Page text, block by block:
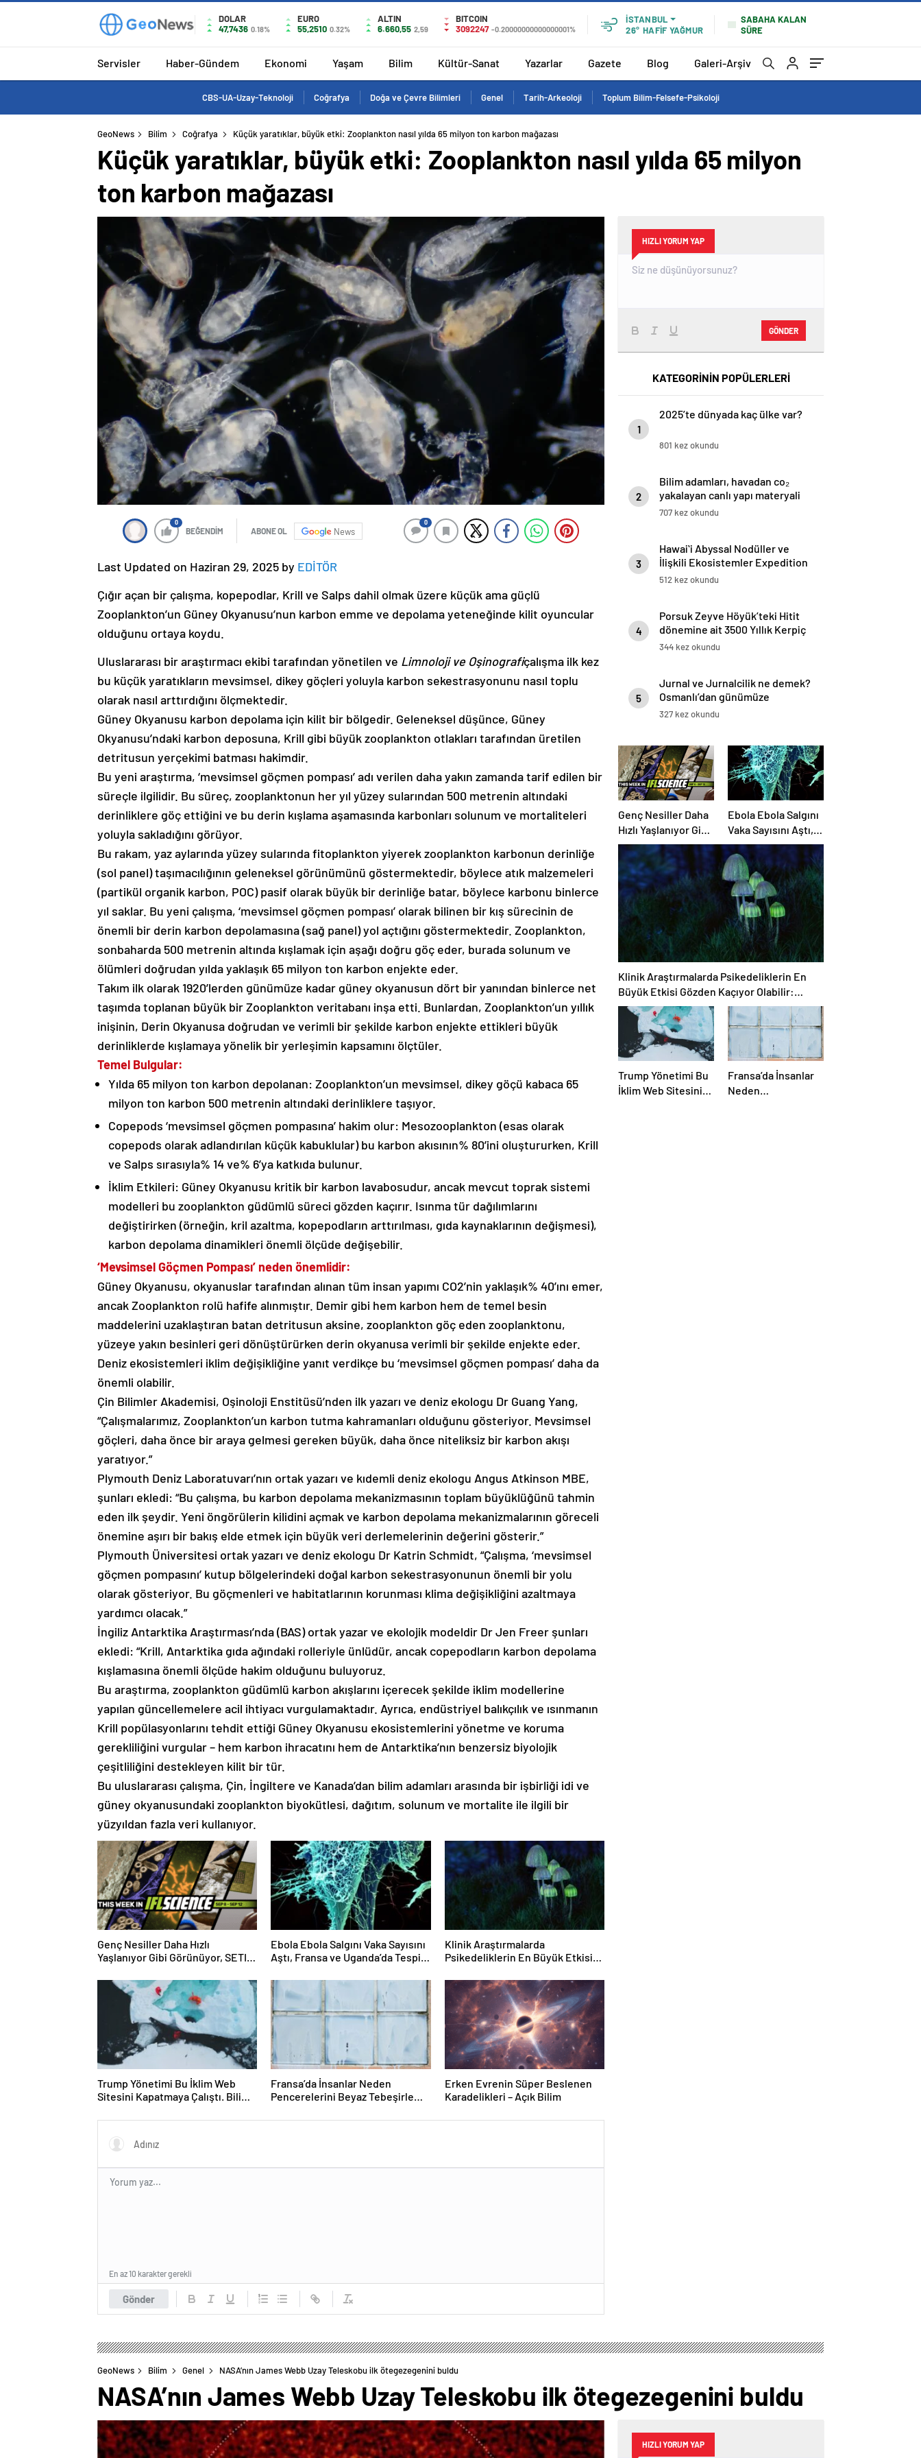
DOLAR
47,7436 0.18%
EURO
55,2510 0.32%
ALTIN
6.660,55 2,59
BITCOIN
3092247 -0.20000000000000001%
İSTANBUL
26° HAFİF YAĞMUR
SABAHA KALAN
SÜRE
Servisler Haber-Gündem Ekonomi Yaşam Bilim Kültür-Sanat Yazarlar Gazete Blog Galeri-Arşiv
CBS-UA-Uzay-Teknoloji Coğrafya Doğa ve Çevre Bilimleri Genel Tarih-Arkeoloji Toplum Bilim-Felsefe-Psikoloji
GeoNews Bilim Coğrafya Küçük yaratıklar, büyük etki: Zooplankton nasıl yılda 65 milyon ton karbon mağazası
Küçük yaratıklar, büyük etki: Zooplankton nasıl yılda 65 milyon
ton karbon mağazası
0
BEĞENDİM ABONE OL News
0
Last Updated on Haziran 29, 2025 by EDİTÖR
Çığır açan bir çalışma, kopepodlar, Krill ve Salps dahil olmak üzere küçük ama güçlü
Zooplankton’un Güney Okyanusu’nun karbon emme ve depolama yeteneğinde kilit oyuncular
olduğunu ortaya koydu.
Uluslararası bir araştırmacı ekibi tarafından yönetilen ve Limnoloji ve Oşinografiçalışma ilk kez
bu küçük yaratıkların mevsimsel, dikey göçleri yoluyla karbon sekestrasyonunu nasıl toplu
olarak nasıl arttırdığını ölçmektedir.
Güney Okyanusu karbon depolama için kilit bir bölgedir. Geleneksel düşünce, Güney
Okyanusu’ndaki karbon deposuna, Krill gibi büyük zooplankton otlakları tarafından üretilen
detritusun yerçekimi batması hakimdir.
Bu yeni araştırma, ‘mevsimsel göçmen pompası’ adı verilen daha yakın zamanda tarif edilen bir
süreçle ilgilidir. Bu süreç, zooplanktonun her yıl yüzey sularından 500 metrenin altındaki
derinliklere göç ettiğini ve bu derin kışlama aşamasında karbonları solunum ve mortaliteleri
yoluyla sakladığını görüyor.
Bu rakam, yaz aylarında yüzey sularında fitoplankton yiyerek zooplankton karbonun derinliğe
(sol panel) taşımacılığının geleneksel görünümünü göstermektedir, böylece atık malzemeleri
(partikül organik karbon, POC) pasif olarak büyük bir derinliğe batar, böylece karbonu binlerce
yıl saklar. Bu yeni çalışma, ‘mevsimsel göçmen pompası’ olarak bilinen bir kış sürecinin de
önemli bir derin karbon depolamasına (sağ panel) yol açtığını göstermektedir. Zooplankton,
sonbaharda 500 metrenin altında kışlamak için aşağı doğru göç eder, burada solunum ve
ölümleri doğrudan yılda yaklaşık 65 milyon ton karbon enjekte eder.
Takım ilk olarak 1920’lerden günümüze kadar güney okyanusun dört bir yanından binlerce net
taşımda toplanan büyük bir Zooplankton veritabanı inşa etti. Bunlardan, Zooplankton’un yıllık
inişinin, Derin Okyanusa doğrudan ve verimli bir şekilde karbon enjekte ettikleri büyük
derinliklerde kışlamaya yönelik bir yerleşimin kapsamını ölçtüler.
Temel Bulgular:
Yılda 65 milyon ton karbon depolanan: Zooplankton’un mevsimsel, dikey göçü kabaca 65
milyon ton karbon 500 metrenin altındaki derinliklere taşıyor.
Copepods ‘mevsimsel göçmen pompasına’ hakim olur: Mesozooplankton (esas olarak
copepods olarak adlandırılan küçük kabuklular) bu karbon akısının% 80’ini oluştururken, Krill
ve Salps sırasıyla% 14 ve% 6’ya katkıda bulunur.
İklim Etkileri: Güney Okyanusu kritik bir karbon lavabosudur, ancak mevcut toprak sistemi
modelleri bu zooplankton güdümlü süreci gözden kaçırır. Isınma tür dağılımlarını
değiştirirken (örneğin, kril azaltma, kopepodların arttırılması, gıda kaynaklarının değişmesi),
karbon depolama dinamikleri önemli ölçüde değişebilir.
‘Mevsimsel Göçmen Pompası’ neden önemlidir:
Güney Okyanusu, okyanuslar tarafından alınan tüm insan yapımı CO2’nin yaklaşık% 40’ını emer,
ancak Zooplankton rolü hafife alınmıştır. Demir gibi hem karbon hem de temel besin
maddelerini uzaklaştıran batan detritusun aksine, zooplankton göç eden zooplanktonu,
yüzeye yakın besinleri geri dönüştürürken derin okyanusa verimli bir şekilde enjekte eder.
Deniz ekosistemleri iklim değişikliğine yanıt verdikçe bu ‘mevsimsel göçmen pompası’ daha da
önemli olabilir.
Çin Bilimler Akademisi, Oşinoloji Enstitüsü’nden ilk yazarı ve deniz ekologu Dr Guang Yang,
“Çalışmalarımız, Zooplankton’un karbon tutma kahramanları olduğunu gösteriyor. Mevsimsel
göçleri, daha önce bir araya gelmesi gereken büyük, daha önce niteliksiz bir karbon akışı
yaratıyor.”
Plymouth Deniz Laboratuvarı’nın ortak yazarı ve kıdemli deniz ekologu Angus Atkinson MBE,
şunları ekledi: “Bu çalışma, bu karbon depolama mekanizmasının toplam büyüklüğünü tahmin
eden ilk şeydir. Yeni öngörülerin kilidini açmak ve karbon depolama mekanizmalarının göreceli
önemine aşırı bir bakış elde etmek için büyük veri derlemelerinin değerini gösterir.”
Plymouth Üniversitesi ortak yazarı ve deniz ekologu Dr Katrin Schmidt, “Çalışma, ‘mevsimsel
göçmen pompasını’ kutup bölgelerindeki doğal karbon sekestrasyonunun önemli bir yolu
olarak gösteriyor. Bu göçmenleri ve habitatlarının korunması klima değişikliğini azaltmaya
yardımcı olacak.”
İngiliz Antarktika Araştırması’nda (BAS) ortak yazar ve ekolojik modeldir Dr Jen Freer şunları
ekledi: “Krill, Antarktika gıda ağındaki rolleriyle ünlüdür, ancak copepodların karbon depolama
kışlamasına önemli ölçüde hakim olduğunu buluyoruz.
Bu araştırma, zooplankton güdümlü karbon akışlarını içerecek şekilde iklim modellerine
yapılan güncellemelere acil ihtiyacı vurgulamaktadır. Ayrıca, endüstriyel balıkçılık ve ısınmanın
Krill popülasyonlarını tehdit ettiği Güney Okyanusu ekosistemlerini yönetme ve koruma
gerekliliğini vurgular – hem karbon ihracatını hem de Antarktika’nın benzersiz biyolojik
çeşitliliğini destekleyen kilit bir tür.
Bu uluslararası çalışma, Çin, İngiltere ve Kanada’dan bilim adamları arasında bir işbirliği idi ve
güney okyanusundaki zooplankton biyokütlesi, dağıtım, solunum ve mortalite ile ilgili bir
yüzyıldan fazla veri kullanıyor.
Genç Nesiller Daha Hızlı
Yaşlanıyor Gibi Görünüyor, SETI
Tespit Etmediğimizi ve Çok Daha
Fazlasını Bu Hafta Çözmüş
Olabilir
Ebola Ebola Salgını Vaka Sayısını
Aştı, Fransa ve Uganda’da Tespit
Klinik Araştırmalarda
Psikedeliklerin En Büyük Etkisi
İnsanların Hedeflerini,
Değerlerini, Kariyerlerini ve
İlişkilerini Değiştiriyor Gibi
Görünüyorlar
Trump Yönetimi Bu İklim Web
Sitesini Kapatmaya Çalıştı. Bilim
Hale Getirdi
Fransa’da İnsanlar Neden
Pencerelerini Beyaz Tebeşirle
Erken Evrenin Süper Beslenen
Karadelikleri – Açık Bilim
Gönder
En az 10 karakter gerekli
HIZLI YORUM YAP
GÖNDER
KATEGORİNİN POPÜLERLERİ
1
2025’te dünyada kaç ülke var?
801 kez okundu
2
Bilim adamları, havadan co₂
yakalayan canlı yapı materyali
yaratıyor
707 kez okundu
3
Hawaiʻi Abyssal Nodüller ve
İlişkili Ekosistemler Expedition
512 kez okundu
4
Porsuk Zeyve Höyük’teki Hitit
dönemine ait 3500 Yıllık Kerpiç
Yapılar
344 kez okundu
5
Jurnal ve Jurnalcilik ne demek?
Osmanlı’dan günümüze
ihbarcılık
327 kez okundu
Genç Nesiller Daha
Hızlı Yaşlanıyor Gibi
Görünüyor, SETI
Neden Henüz Uzaylı
Sinyali Tespit
Etmediğimizi ve
Çok Daha Fazlasını
Bu Hafta Çözmüş
Olabilir
Ebola Ebola Salgını
Vaka Sayısını Aştı,
Fransa ve
Uganda’da Tespit
Edildi
Klinik Araştırmalarda Psikedeliklerin En
Büyük Etkisi Gözden Kaçıyor Olabilir:
İnsanların Hedeflerini, Değerlerini,
Kariyerlerini ve İlişkilerini Değiştiriyor Gibi
Görünüyorlar
Trump Yönetimi Bu
İklim Web Sitesini
Fransa’da İnsanlar
Neden
GeoNews Bilim Genel NASA’nın James Webb Uzay Teleskobu ilk ötegezegenini buldu
NASA’nın James Webb Uzay Teleskobu ilk ötegezegenini buldu
HIZLI YORUM YAP